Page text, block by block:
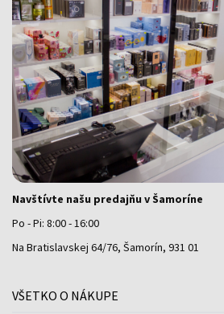
Navštívte našu predajňu v Šamoríne
Po - Pi: 8:00 - 16:00
Na Bratislavskej 64/76, Šamorín, 931 01
VŠETKO O NÁKUPE